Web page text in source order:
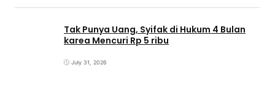
Tak Punya Uang, Syifak di Hukum 4 Bulan
karea Mencuri Rp 5 ribu
July 31, 2026